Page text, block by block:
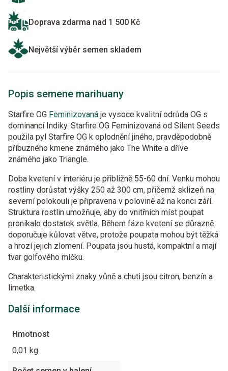
Doprava zdarma nad 1 500 Kč
Největší výběr semen skladem
Popis semene marihuany
Starfire OG Feminizovaná je vysoce kvalitní odrůda OG s
dominancí Indiky. Starfire OG Feminizovaná od Silent Seeds
použila pyl Starfire OG k oplodnění jiného, pravděpodobně
příbuzného kmene známého jako The White a dříve
známého jako Triangle.
Doba kvetení v interiéru je přibližně 55-60 dní. Venku mohou
rostliny dorůstat výšky 250 až 300 cm, přičemž sklizeň na
severní polokouli je připravena v polovině až na konci září.
Struktura rostlin umožňuje, aby do vnitřních míst poupat
pronikalo dostatek světla. Během fáze kvetení se důrazně
doporučuje kůlovat větve, protože poupata mohou být těžká
a hrozí jejich zlomení. Poupata jsou hustá, kompaktní a mají
tvar golfového míčku.
Charakteristickými znaky vůně a chuti jsou citron, benzín a
limetka.
Další informace
Hmotnost
0,01 kg